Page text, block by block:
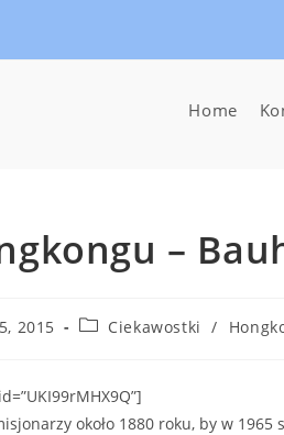
Home
–
2015
PostCiekawostki /
około 1880 roku, by w 1965